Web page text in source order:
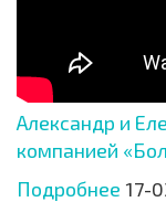
Александр и
компанией
Подробнее 17-